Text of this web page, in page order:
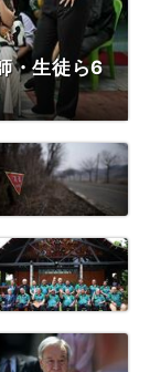
・生徒ら6